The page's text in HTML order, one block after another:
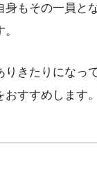
もその一員と
きたりになっ
すすめします。